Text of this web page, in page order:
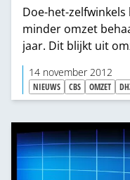
Doe-het-
minder omzet
jaar. Dit blijkt uit
die het CBS
14 november 2012
NIEUWS CBS OMZET